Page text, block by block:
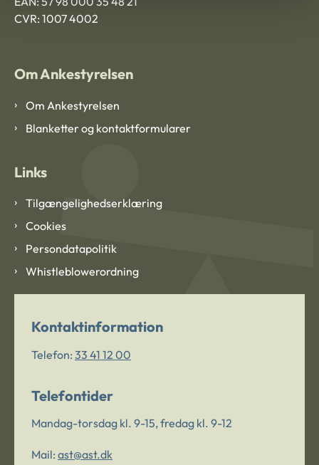
CVR: 1007 4002
Om Ankestyrelsen
Om Ankestyrelsen
Blanketter og kontaktformularer
Links
Tilgængelighedserklæring
Cookies
Persondatapolitik
Whistleblowerordning
Kontaktinformation
Telefon: 33 41 12 00
Telefontider
Mandag-torsdag kl. 9-15, fredag kl. 9-12
Mail: ast@ast.dk